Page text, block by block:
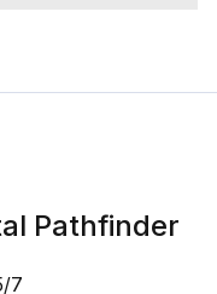
Pathfinder
7